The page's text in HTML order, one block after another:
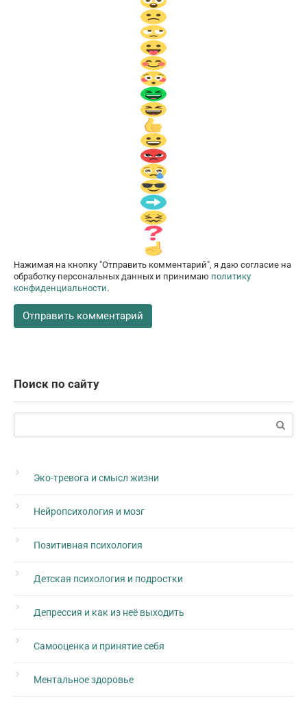
Нажимая на кнопку "Отправить комментарий", я даю согласие на
обработку персональных данных и принимаю политику
конфиденциальности.
Поиск по сайту
Эко-тревога и смысл жизни
Нейропсихология и мозг
Позитивная психология
Детская психология и подростки
Депрессия и как из неё выходить
Самооценка и принятие себя
Ментальное здоровье